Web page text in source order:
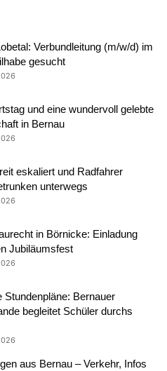
Verbundleitung (m/w/d) im
gesucht
und eine wundervoll gelebte
in Bernau
eskaliert und Radfahrer
unterwegs
in Börnicke: Einladung
Jubiläumsfest
Stundenpläne: Bernauer
begleitet Schüler durchs
aus Bernau – Verkehr, Infos